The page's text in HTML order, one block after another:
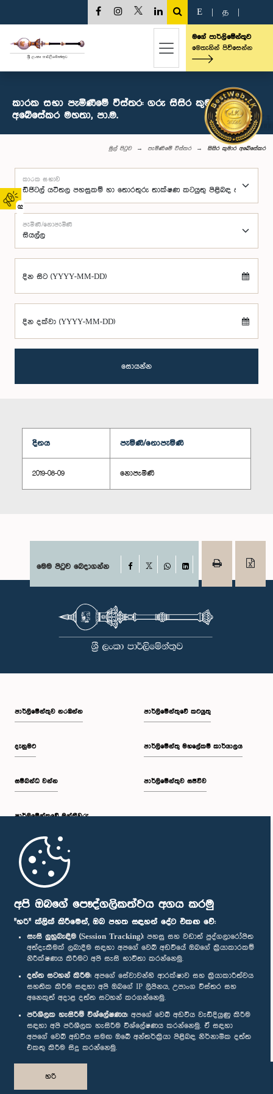
අපි ඔබගේ පෞද්ගලිකත්වය අගය කරමු
"හරි" ක්ලික් කිරීමෙන්, ඔබ පහත සඳහන් දේට එකඟ වේ:
සැසි ලුහුබැඳීම (Session Tracking): පහසු සහ වඩාත් පුද්ගලාරෝපිත
අත්දැකීමක් ලබාදීම සඳහා අපගේ වෙබ් අඩවියේ ඔබගේ ක්‍රියාකාරකම්
නිරීක්ෂණය කිරීමට අපි සැසි භාවිතා කරන්නෙමු.
දත්ත සටහන් කිරීම: අපගේ සේවාවන්හි ආරක්ෂාව සහ ක්‍රියාකාරීත්වය
සහතික කිරීම සඳහා අපි ඔබගේ IP ලිපිනය, උපාංග විස්තර සහ
අනෙකුත් අදාළ දත්ත සටහන් කරගන්නෙමු.
පරිශීලක හැසිරීම් විශ්ලේෂණය: අපගේ වෙබ් අඩවිය වැඩිදියුණු කිරීම
සඳහා අපි පරිශීලක හැසිරීම විශ්ලේෂණය කරන්නෙමු. ඒ සඳහා
අපගේ වෙබ් අඩවිය සමඟ ඔබේ අන්තර්ක්‍රියා පිළිබඳ නිර්නාමික දත්ත
එකතු කිරීම සිදු කරන්නෙමු.
හරි
02
E த
මගේ පාර්ලිමේන්තුව
මෙතැනින් පිවිසෙන්න
කාරක සභා පැමිණීමේ විස්තර: ගරු සිසිර කුමාර
අබේසේකර මහතා, පා.ම.
මුල් පිටුව පැමිණීමේ විස්තර සිසිර කුමාර අබේසේකර
කාරක සභාව
පැමිණි/නොපැමිණි
දින සිට (YYYY-MM-DD)
දින දක්වා (YYYY-MM-DD)
සොයන්න
දිනය පැමිණි/නොපැමිණි
2019-08-09 නොපැමිණි
මෙම පිටුව බෙදාගන්න Facebook
WhatsAppLinkedIn
පාර්ලි‌මේන්තුව නරඹන්න
දැනුමට
සම්බන්ධ වන්න
පාර්ලි‌මේන්තුවේ මන්ත්‍රීවරු
මුල් පිටුව
පාර්ලිමේන්තුවේ කටයුතු
පාර්ලිමේන්තු මහලේකම් කාර්යාලය
පාර්ලිමේන්තුව සජීවීව
පාර්ලිමේන්තු ජංගම යෙදුම
අප හා සම්බන්ධ වී සිටින්න :
සම්මාන
පෞද්ගලිකත්ව ප්‍රතිපත්තිය